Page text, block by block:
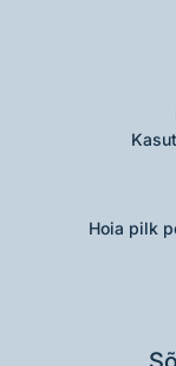
Hoia pilk